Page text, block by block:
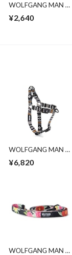
WOLFGANG MAN &
LEASH ( M size )
¥2,640
WOLFGANG MAN &
HARNESS ( S size )
¥6,820
WOLFGANG MAN &